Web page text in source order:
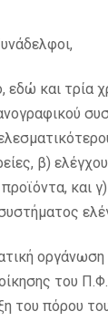
και τρία
β)
του
του πόρου